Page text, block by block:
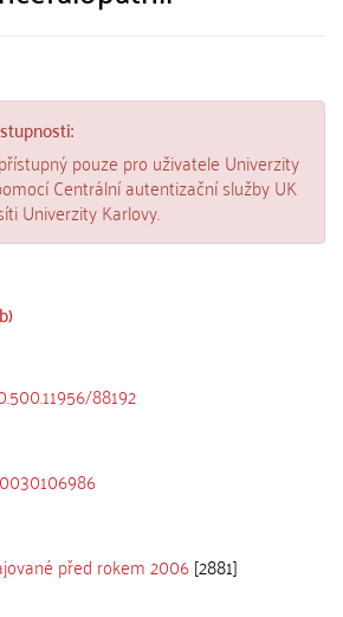
pouze pro uživatele Univerzity
Centrální autentizační služby UK
Univerzity Karlovy.
88192
před rokem 2006[2881]